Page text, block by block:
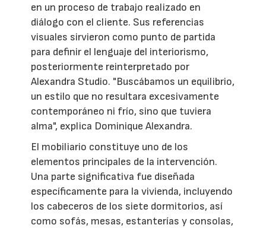
en un proceso de trabajo realizado en
diálogo con el cliente. Sus referencias
visuales sirvieron como punto de partida
para definir el lenguaje del interiorismo,
posteriormente reinterpretado por
Alexandra Studio. "Buscábamos un equilibrio,
un estilo que no resultara excesivamente
contemporáneo ni frío, sino que tuviera
alma", explica Dominique Alexandra.
El mobiliario constituye uno de los
elementos principales de la intervención.
Una parte significativa fue diseñada
específicamente para la vivienda, incluyendo
los cabeceros de los siete dormitorios, así
como sofás, mesas, estanterías y consolas,